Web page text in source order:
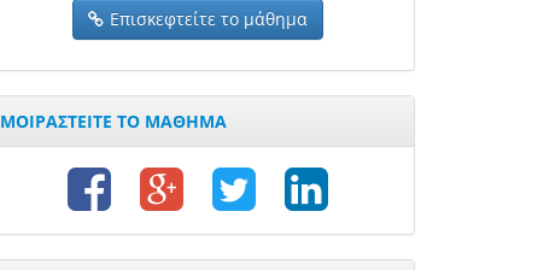
Επισκεφτείτε το μάθημα
ΜΟΙΡΑΣΤΕΙΤΕ ΤΟ ΜΑΘΗΜΑ